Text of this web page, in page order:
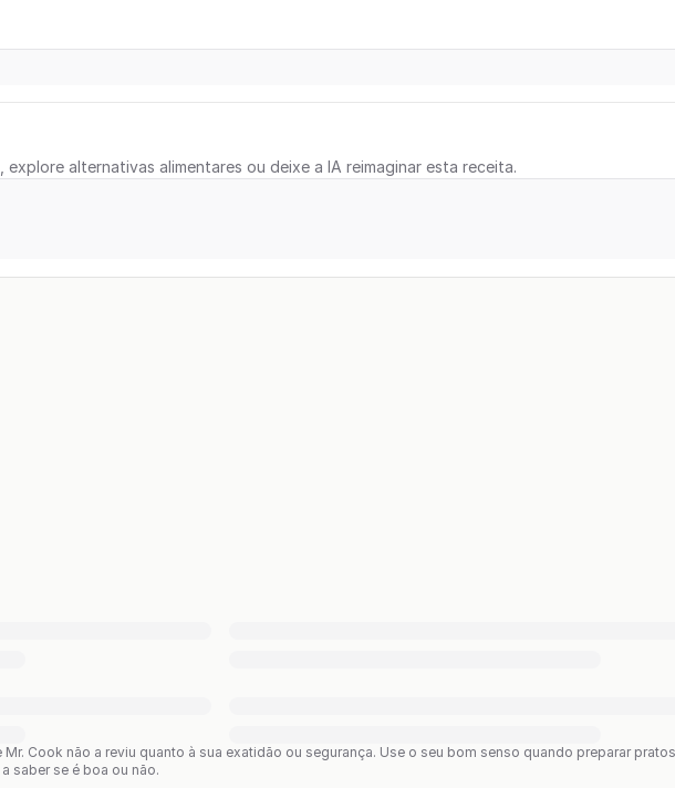
alternativas alimentares ou deixe a IA reimaginar esta receita.
Mr. Cook não a reviu quanto à sua exatidão ou segurança. Use o seu bom senso quando preparar
saber se é boa ou não.